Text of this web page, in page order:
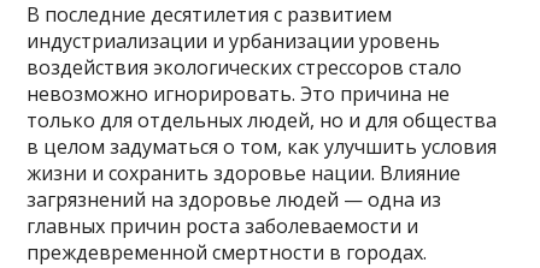
В последние десятилетия с развитием
индустриализации и урбанизации уровень
воздействия экологических стрессоров стало
невозможно игнорировать. Это причина не
только для отдельных людей, но и для общества
в целом задуматься о том, как улучшить условия
жизни и сохранить здоровье нации. Влияние
загрязнений на здоровье людей — одна из
главных причин роста заболеваемости и
преждевременной смертности в городах.